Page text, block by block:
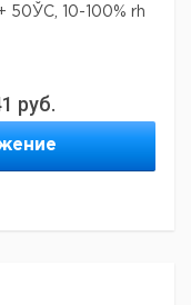
50ЎC, 10-100% rh
руб.